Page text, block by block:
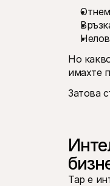
Но
имахте
Затова
Tap е